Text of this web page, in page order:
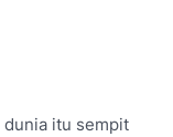
dunia itu sempit